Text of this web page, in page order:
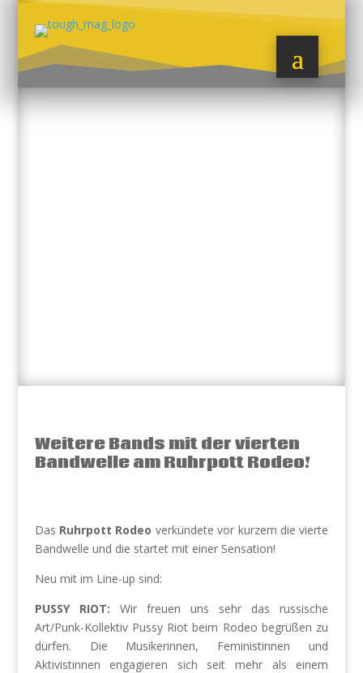
Weitere Bands mit der vierten
Bandwelle am Ruhrpott Rodeo!
Das Ruhrpott Rodeo verkündete vor kurzem die vierte
Bandwelle und die startet mit einer Sensation!
Neu mit im Line-up sind:
PUSSY RIOT: Wir freuen uns sehr das russische
Art/Punk-Kollektiv Pussy Riot beim Rodeo begrüßen zu
dürfen. Die Musikerinnen, Feministinnen und
Aktivistinnen engagieren sich seit mehr als einem